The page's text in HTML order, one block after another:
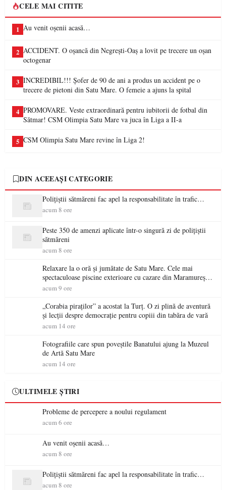
CELE MAI CITITE
1 Au venit oșenii acasă…
2 ACCIDENT. O oșancă din Negrești-Oaș a lovit pe trecere un oșan
octogenar
3 INCREDIBIL!!! Șofer de 90 de ani a produs un accident pe o
trecere de pietoni din Satu Mare. O femeie a ajuns la spital
4 PROMOVARE. Veste extraordinară pentru iubitorii de fotbal din
Sătmar! CSM Olimpia Satu Mare va juca în Liga a II-a
5 CSM Olimpia Satu Mare revine în Liga 2!
DIN ACEEAȘI CATEGORIE
Polițiștii sătmăreni fac apel la responsabilitate în trafic…
acum 8 ore
Peste 350 de amenzi aplicate într-o singură zi de polițiștii
sătmăreni
acum 8 ore
Relaxare la o oră și jumătate de Satu Mare. Cele mai
spectaculoase piscine exterioare cu cazare din Maramureș,
ideale pentru o escapadă de vară
acum 9 ore
„Corabia piraților” a acostat la Turț. O zi plină de aventură
și lecții despre democrație pentru copiii din tabăra de vară
acum 14 ore
Fotografiile care spun poveștile Banatului ajung la Muzeul
de Artă Satu Mare
acum 14 ore
ULTIMELE ȘTIRI
Probleme de percepere a noului regulament
acum 6 ore
Au venit oșenii acasă…
acum 8 ore
Polițiștii sătmăreni fac apel la responsabilitate în trafic…
acum 8 ore